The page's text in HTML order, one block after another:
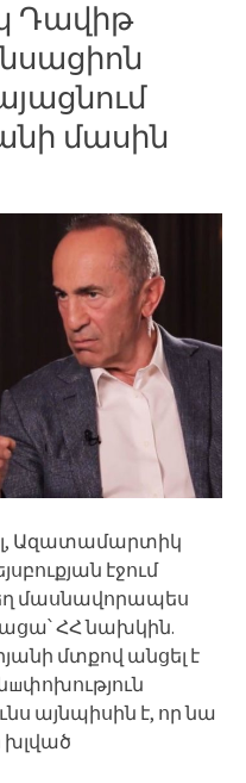
Դավիթ
մասին
Ազատամարտիկ
էջում
մասնավորապես
ՀՀ նախկին.
մտքով անցել է
այնպիսին է, որ նա